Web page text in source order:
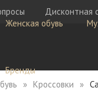
Дисконтная
Женская обувь
Ботфорты
Бренды
Кроссовки